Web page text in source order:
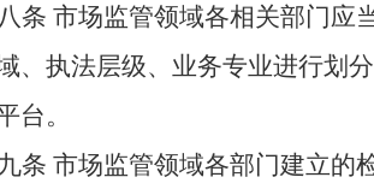
条 市场监管领域各相关部门应
、执法层级、业务专业进行划
台。
条 市场监管领域各部门建立的